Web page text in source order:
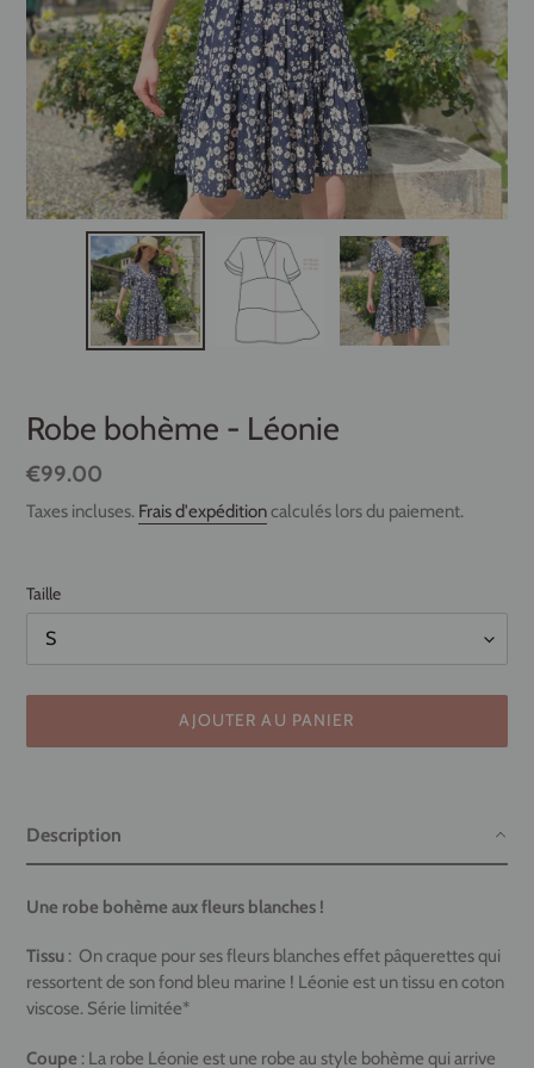
Robe bohème - Léonie
Prix
normal
€99.00
Taxes incluses. Frais d'expéditioncalculés lors du paiement.
Taille
AJOUTER AU PANIER
produit
à
panier
Description
Une robe bohème aux fleurs blanches !
Tissu : On craque pour ses fleurs blanches effet pâquerettes qui
ressortent de son fond bleu marine ! Léonie est un tissu en coton
viscose. Série limitée*
Coupe : La robe Léonie est une robe au style bohème qui arrive